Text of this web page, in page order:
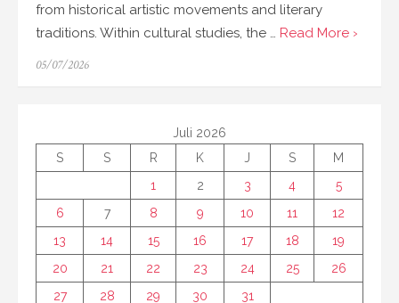
from historical artistic movements and literary
traditions. Within cultural studies, the … Read More ›
Posted
05/07/2026
Juli 2026
S
S R K J S
M
1
2 3 4
5
6
7 8 9 10 11
12
13
14 15 16 17 18
19
20
21 22 23 24 25
26
27
28 29 30 31